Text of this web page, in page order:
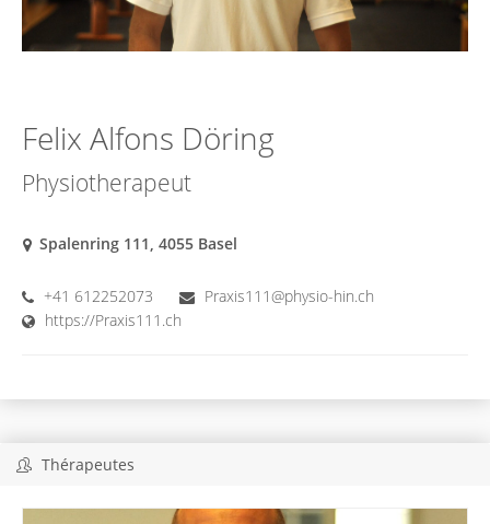
Felix Alfons Döring
Physiotherapeut
Spalenring 111, 4055 Basel
+41 612252073
Praxis111@physio-hin.ch
https://Praxis111.ch
Thérapeutes